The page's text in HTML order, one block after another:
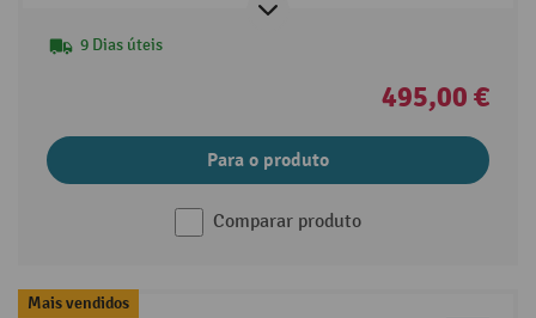
9 Dias úteis
495,00 €
Para o produto
Comparar produto
Mais vendidos